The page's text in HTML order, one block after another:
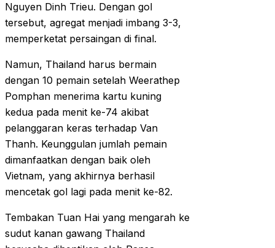
Nguyen Dinh Trieu. Dengan gol
tersebut, agregat menjadi imbang 3-3,
memperketat persaingan di final.
Namun, Thailand harus bermain
dengan 10 pemain setelah Weerathep
Pomphan menerima kartu kuning
kedua pada menit ke-74 akibat
pelanggaran keras terhadap Van
Thanh. Keunggulan jumlah pemain
dimanfaatkan dengan baik oleh
Vietnam, yang akhirnya berhasil
mencetak gol lagi pada menit ke-82.
Tembakan Tuan Hai yang mengarah ke
sudut kanan gawang Thailand